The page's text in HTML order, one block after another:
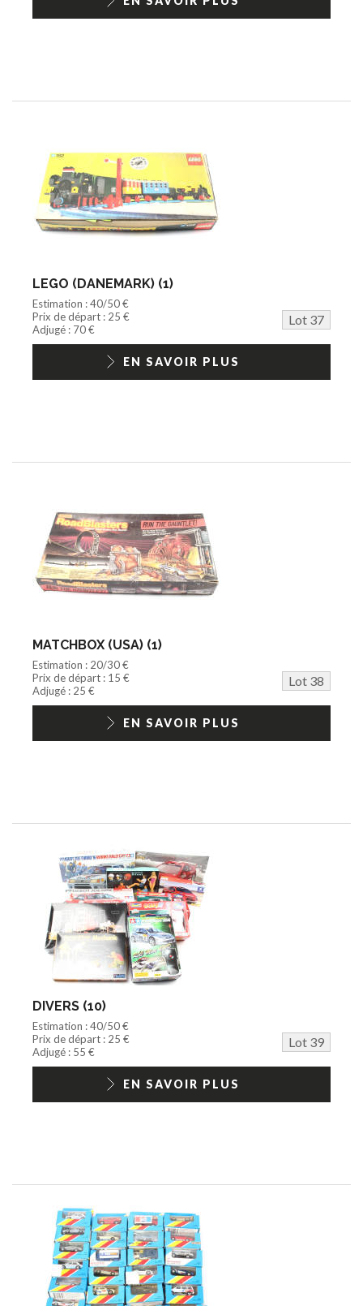
LEGO (DANEMARK) (1)
Estimation : 40/50 €
Prix de départ : 25 €
Lot 37
Adjugé : 70 €
EN SAVOIR PLUS
MATCHBOX (USA) (1)
Estimation : 20/30 €
Prix de départ : 15 €
Lot 38
Adjugé : 25 €
EN SAVOIR PLUS
DIVERS (10)
Estimation : 40/50 €
Prix de départ : 25 €
Lot 39
Adjugé : 55 €
EN SAVOIR PLUS